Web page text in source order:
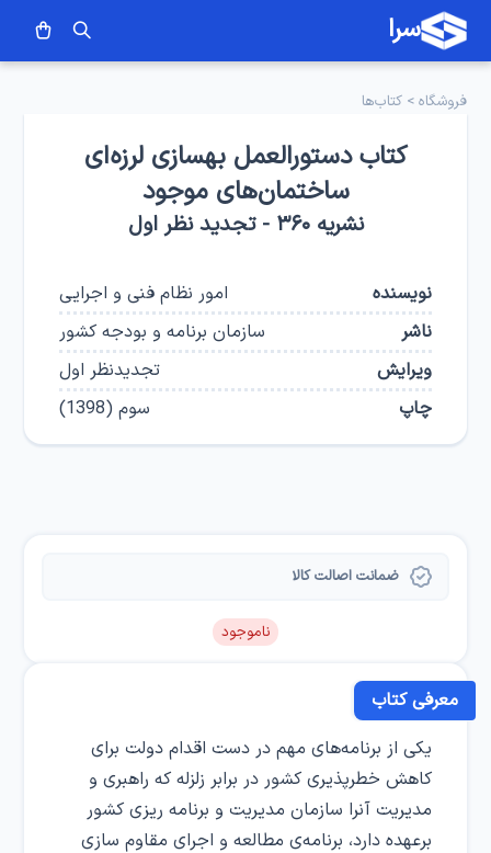
سرا
فروشگاه >کتاب‌ها
کتاب دستورالعمل بهسازی لرزه‌ای
ساختمان‌های موجود
نشریه ۳۶۰ - تجدید نظر اول
نویسنده
امور نظام فنی و اجرایی
ناشر
سازمان برنامه و بودجه کشور
ویرایش
تجدیدنظر اول
چاپ
سوم(
1398
)
ضمانت اصالت کالا
ناموجود
معرفی کتاب
یکی از برنامه‌های مهم در دست اقدام دولت برای
کاهش خطرپذیری کشور در برابر زلزله که راهبری و
مدیریت آنرا سازمان مدیریت و برنامه ریزی کشور
برعهده دارد، برنامه‌ی مطالعه و اجرای مقاوم سازی